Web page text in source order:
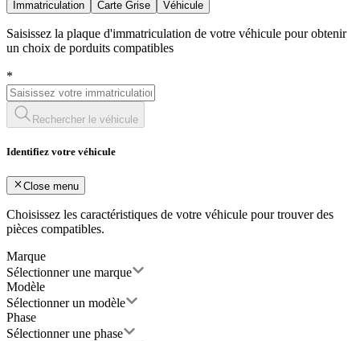
Immatriculation Carte Grise Véhicule
Saisissez la plaque d'immatriculation de votre véhicule pour obtenir
un choix de porduits compatibles
*
Rechercher le véhicule
Identifiez votre véhicule
Close menu
Choisissez les caractéristiques de votre véhicule pour trouver des
pièces compatibles.
Marque
Sélectionner une marque
Modèle
Sélectionner un modèle
Phase
Sélectionner une phase